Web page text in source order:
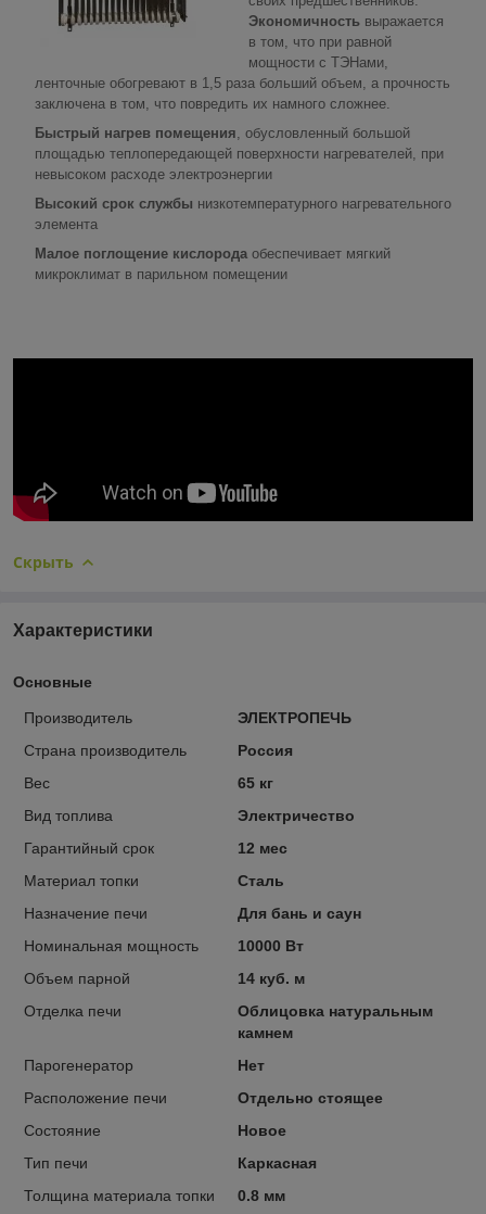
Экономичность выражается
в том, что при равной
мощности с ТЭНами,
ленточные обогревают в 1,5 раза больший объем, а прочность
заключена в том, что повредить их намного сложнее.
Быстрый нагрев помещения , обусловленный большой
площадью теплопередающей поверхности нагревателей, при
невысоком расходе электроэнергии
Высокий срок службы низкотемпературного нагревательного
элемента
Малое поглощение кислорода обеспечивает мягкий
микроклимат в парильном помещении
Скрыть
Характеристики
Основные
Производитель
ЭЛЕКТРОПЕЧЬ
Страна производитель
Россия
Вес
65 кг
Вид топлива
Электричество
Гарантийный срок
12 мес
Материал топки
Сталь
Назначение печи
Для бань и саун
Номинальная мощность
10000 Вт
Объем парной
14 куб. м
Отделка печи
Облицовка натуральным
камнем
Парогенератор
Нет
Расположение печи
Отдельно стоящее
Состояние
Новое
Тип печи
Каркасная
Толщина материала топки
0.8 мм